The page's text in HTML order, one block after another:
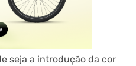
seja a introdução da cor